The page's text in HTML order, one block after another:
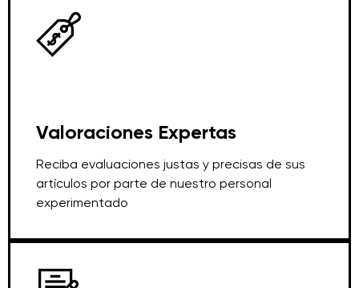
Valoraciones Expertas
Reciba evaluaciones justas y precisas de sus
artículos por parte de nuestro personal
experimentado